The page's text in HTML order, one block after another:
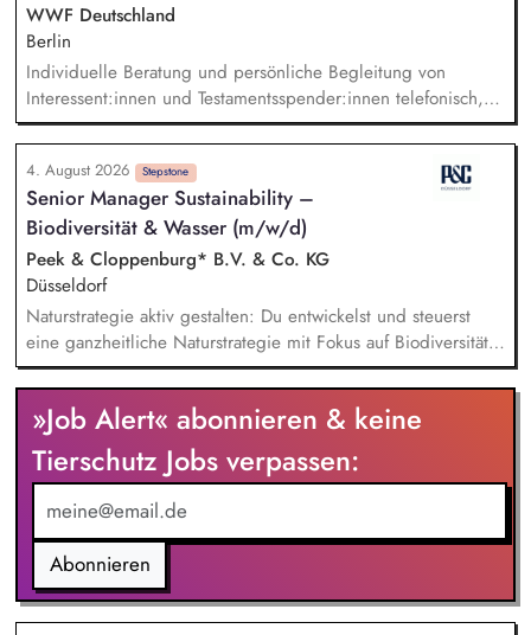
WWF Deutschland
Berlin
Individuelle Beratung und persönliche Begleitung von
Interessent:innen und Testamentsspender:innen telefonisch,
per E-Mail sowie bei persönlichen Gesprächen. Strategische
Weiterentwicklung des Erbschaftsfundraisings und der Donor
Journeys – von der Lead-Akquise über Stewardship bis hin
zur individuellen Förder:innen-Kommunikation. Systematische
Planung, Steuerung und Umsetzung von Werbemaßnahmen,
Nachlass-Mailings oder Telefonie-Aktionen sowie die
Durchführung von analogen und digitalen Veranstaltungen.
4. August 2026 Stepstone
Senior Manager Sustainability –
Biodiversität & Wasser (m/w/d)
Peek & Cloppenburg* B.V. & Co. KG
Düsseldorf
Naturstrategie aktiv gestalten: Du entwickelst und steuerst
eine ganzheitliche Naturstrategie mit Fokus auf Biodiversität
und Wasser, um die Auswirkungen unserer
Unternehmensgruppe auf natürliche Ökosysteme gezielt zu
minimieren. Risiken und Chancen analysieren: Du
identifizierst sowie bewertest naturbezogene Auswirkungen,
Risiken und Abhängigkeiten entlang unserer gesamten
Wertschöpfungskette und leitest daraus wirksame Maßnahmen
ab. Ziele und KPIs steuern: Du definierst klare Ziele,
Messgrößen und Maßnahmenpläne und setzt diese in enger
Zusammenarbeit mit den relevanten Fachbereichen
erfolgreich um.
»Job Alert« abonnieren & keine
Tierschutz Jobs verpassen:
Abonnieren